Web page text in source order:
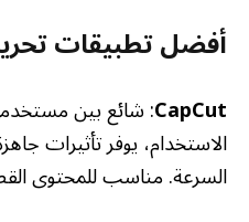
أفضل تطبيقات
CapCut: شائع بين
الاستخدام، يوفر تأثيرات
السرعة. مناسب للمحتوى